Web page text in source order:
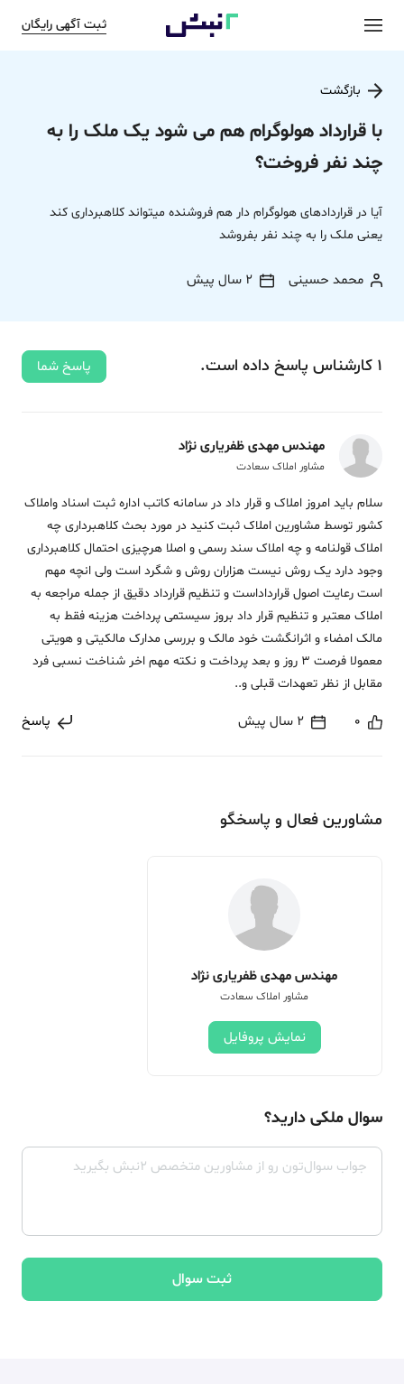
ثبت آگهی رایگان
بازگشت
با قرارداد هولوگرام هم می شود یک ملک را به
چند نفر فروخت؟
آیا در قراردادهای هولوگرام دار هم فروشنده میتواند کلاهبرداری کند
یعنی ملک را به چند نفر بفروشد
محمد حسینی 2 سال پیش
1 کارشناس پاسخ داده‌ است. پاسخ شما
مهندس مهدی ظفریاری نژاد
مشاور املاک سعادت
سلام باید امروز املاک و قرار داد در سامانه کاتب اداره ثبت اسناد واملاک
کشور توسط مشاورین املاک ثبت کنید در مورد بحث کلاهبرداری چه
املاک قولنامه و چه املاک سند رسمی و اصلا هرچیزی احتمال کلاهبرداری
وجود دارد یک روش نیست هزاران روش و شگرد است ولی انچه مهم
است رعایت اصول قرارداداست و تنظیم قرارداد دقیق از جمله مراجعه به
املاک معتبر و تنظیم قرار داد بروز سیستمی پرداخت هزینه فقط به
مالک امضاء و اثرانگشت خود مالک و بررسی مدارک مالکیتی و هویتی
معمولا فرصت 3 روز و بعد پرداخت و نکته مهم اخر شناخت نسبی فرد
مقابل از نظر تعهدات قبلی و..
0 2 سال پیش پاسخ
مشاورین فعال و پاسخگو
مهندس مهدی ظفریاری نژاد
مشاور املاک سعادت
نمایش پروفایل
سوال ملکی دارید؟
ثبت سوال